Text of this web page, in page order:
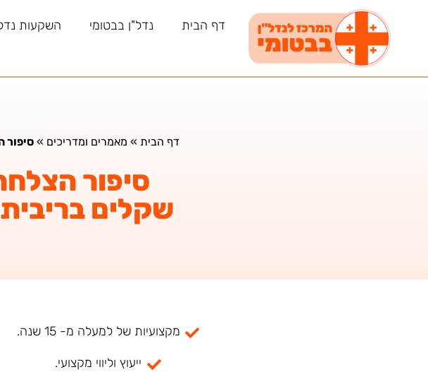
דף הבית נדל"ן בבטומי השקעות
דף הבית » מאמרים ומדריכים » סיפור
סיפור
שקלים
מקצועיות של למעלה מ- 15 שנה.
ייעוץ וליווי מקצועי.